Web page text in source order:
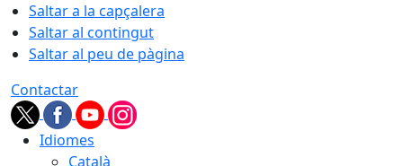
Saltar a la capçalera
Saltar al contingut
Saltar al peu de pàgina
Contactar
Idiomes
Català